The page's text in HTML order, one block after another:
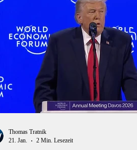
Thomas Tratnik
21. Jan.
2 Min. Lesezeit